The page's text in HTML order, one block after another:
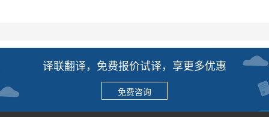
译联翻译，免费报价试译，享更多优惠
免费咨询